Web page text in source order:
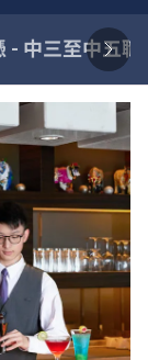
- 中三至中五職